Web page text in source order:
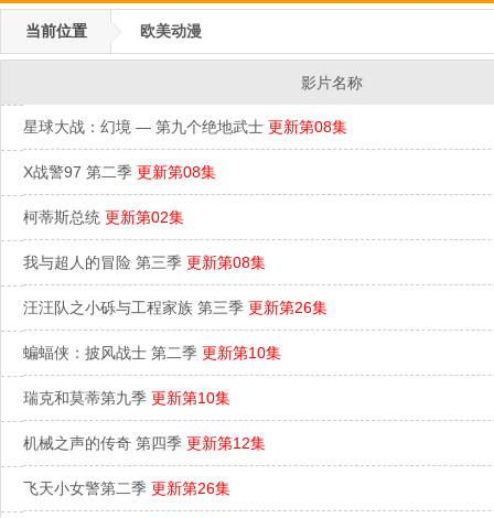
当前位置 欧美动漫
影片名称
星球大战：幻境 — 第九个绝地武士 更新第08集
X战警97 第二季 更新第08集
柯蒂斯总统 更新第02集
我与超人的冒险 第三季 更新第08集
汪汪队之小砾与工程家族 第三季 更新第26集
蝙蝠侠：披风战士 第二季 更新第10集
瑞克和莫蒂第九季 更新第10集
机械之声的传奇 第四季 更新第12集
飞天小女警第二季 更新第26集